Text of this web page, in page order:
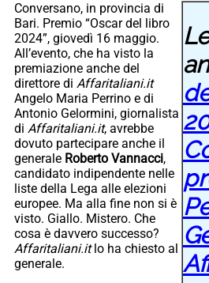
Conversano, in provincia di
Bari. Premio “Oscar del libro
2024”, giovedì 16 maggio.
All’evento, che ha visto la
premiazione anche del
direttore di Affaritaliani.it
Angelo Maria Perrino e di
Antonio Gelormini, giornalista
di Affaritaliani.it, avrebbe
dovuto partecipare anche il
generale Roberto Vannacci,
candidato indipendente nelle
liste della Lega alle elezioni
europee. Ma alla fine non si è
visto. Giallo. Mistero. Che
cosa è davvero successo?
Affaritaliani.itlo ha chiesto al
generale.